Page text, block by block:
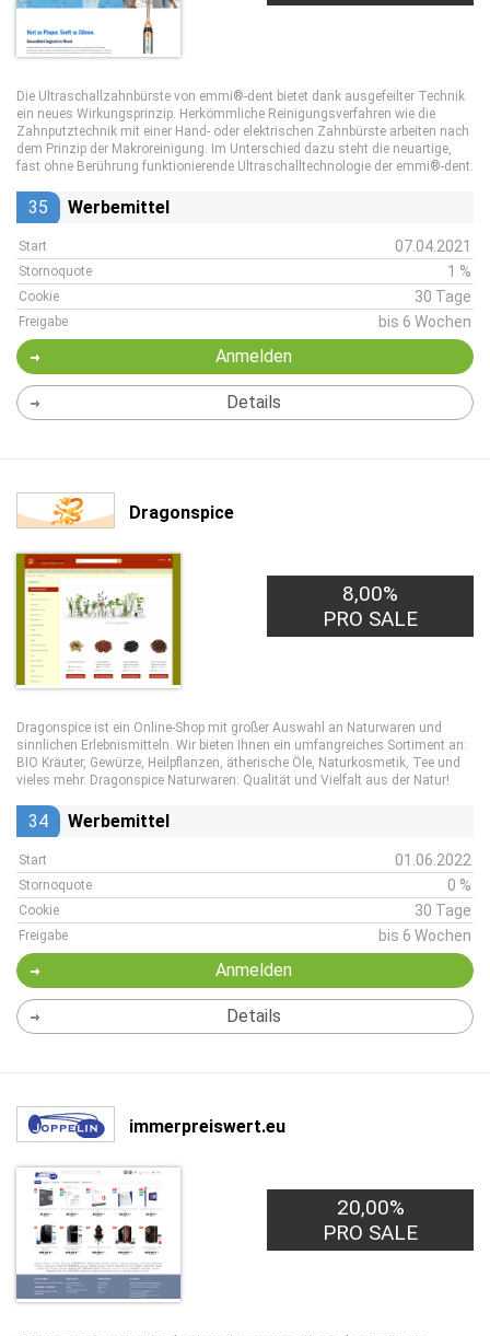
Die Ultraschallzahnbürste von emmi®-dent bietet dank ausgefeilter Technik
ein neues Wirkungsprinzip. Herkömmliche Reinigungsverfahren wie die
Zahnputztechnik mit einer Hand- oder elektrischen Zahnbürste arbeiten nach
dem Prinzip der Makroreinigung. Im Unterschied dazu steht die neuartige,
fast ohne Berührung funktionierende Ultraschalltechnologie der emmi®-dent.
35 Werbemittel
Start 07.04.2021
Stornoquote 1 %
Cookie 30 Tage
Freigabe bis 6 Wochen
Anmelden
Details
Dragonspice
8,00%
PRO SALE
Dragonspice ist ein Online-Shop mit großer Auswahl an Naturwaren und
sinnlichen Erlebnismitteln. Wir bieten Ihnen ein umfangreiches Sortiment an:
BIO Kräuter, Gewürze, Heilpflanzen, ätherische Öle, Naturkosmetik, Tee und
vieles mehr. Dragonspice Naturwaren: Qualität und Vielfalt aus der Natur!
34 Werbemittel
Start 01.06.2022
Stornoquote 0 %
Cookie 30 Tage
Freigabe bis 6 Wochen
Anmelden
Details
immerpreiswert.eu
20,00%
PRO SALE